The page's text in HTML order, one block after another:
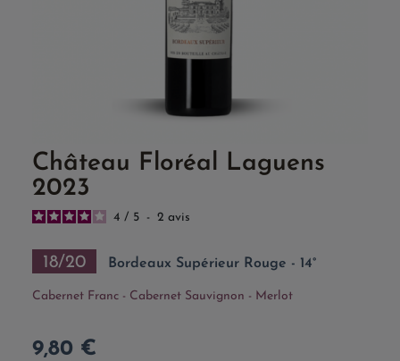
Château Floréal Laguens
2023
4 / 5 - 2 avis
18/20 Bordeaux Supérieur Rouge - 14°
Cabernet Franc - Cabernet Sauvignon - Merlot
9,80 €